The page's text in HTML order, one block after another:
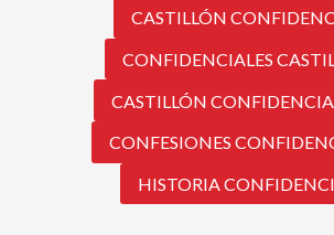
CASTILLÓN
CONFIDENCIALES
CASTILLÓN
CONFESIONES
HISTORIA